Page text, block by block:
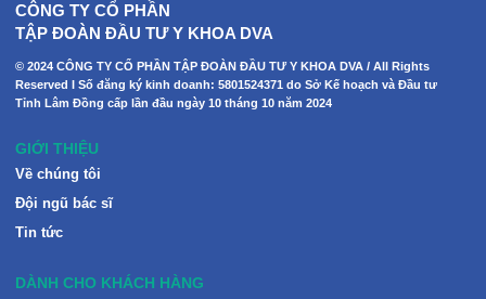
CÔNG TY CỔ PHẦN
TẬP ĐOÀN ĐẦU TƯ Y KHOA DVA
© 2024 CÔNG TY CỔ PHẦN TẬP ĐOÀN ĐẦU TƯ Y KHOA DVA / All Rights
Reserved I Số đăng ký kinh doanh: 5801524371 do Sở Kế hoạch và Đầu tư
Tỉnh Lâm Đồng cấp lần đầu ngày 10 tháng 10 năm 2024
GIỚI THIỆU
Về chúng tôi
Đội ngũ bác sĩ
Tin tức
DÀNH CHO KHÁCH HÀNG